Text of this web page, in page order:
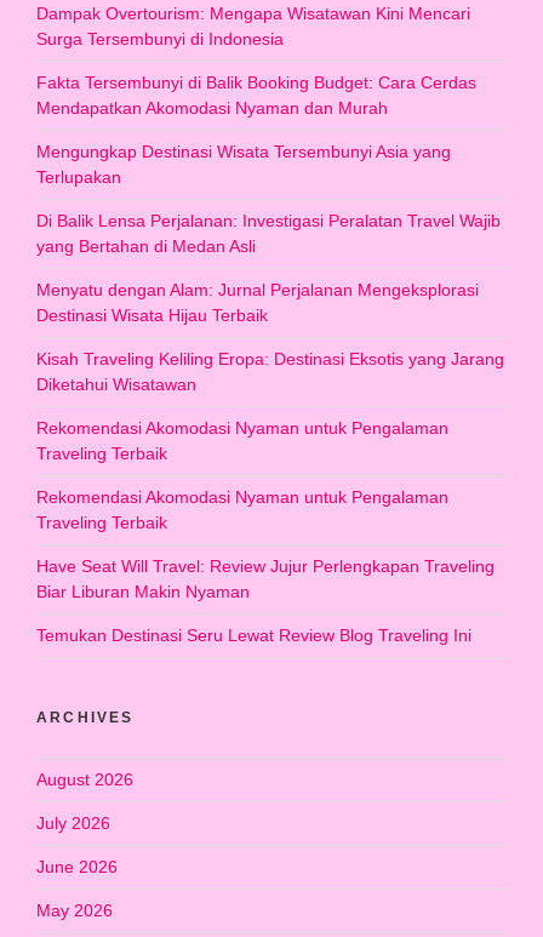
Dampak Overtourism: Mengapa Wisatawan Kini Mencari
Surga Tersembunyi di Indonesia
Fakta Tersembunyi di Balik Booking Budget: Cara Cerdas
Mendapatkan Akomodasi Nyaman dan Murah
Mengungkap Destinasi Wisata Tersembunyi Asia yang
Terlupakan
Di Balik Lensa Perjalanan: Investigasi Peralatan Travel Wajib
yang Bertahan di Medan Asli
Menyatu dengan Alam: Jurnal Perjalanan Mengeksplorasi
Destinasi Wisata Hijau Terbaik
Kisah Traveling Keliling Eropa: Destinasi Eksotis yang Jarang
Diketahui Wisatawan
Rekomendasi Akomodasi Nyaman untuk Pengalaman
Traveling Terbaik
Rekomendasi Akomodasi Nyaman untuk Pengalaman
Traveling Terbaik
Have Seat Will Travel: Review Jujur Perlengkapan Traveling
Biar Liburan Makin Nyaman
Temukan Destinasi Seru Lewat Review Blog Traveling Ini
ARCHIVES
August 2026
July 2026
June 2026
May 2026